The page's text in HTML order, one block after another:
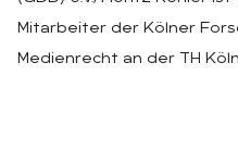
Mitarbeiter der Kölner
Medienrecht an der TH